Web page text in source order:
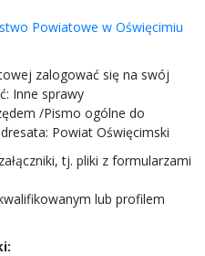
Powiatowe w Oświęcimiu
zalogować się na swój
Inne sprawy
/Pismo ogólne do
Powiat Oświęcimski
tj. pliki z formularzami
lub profilem